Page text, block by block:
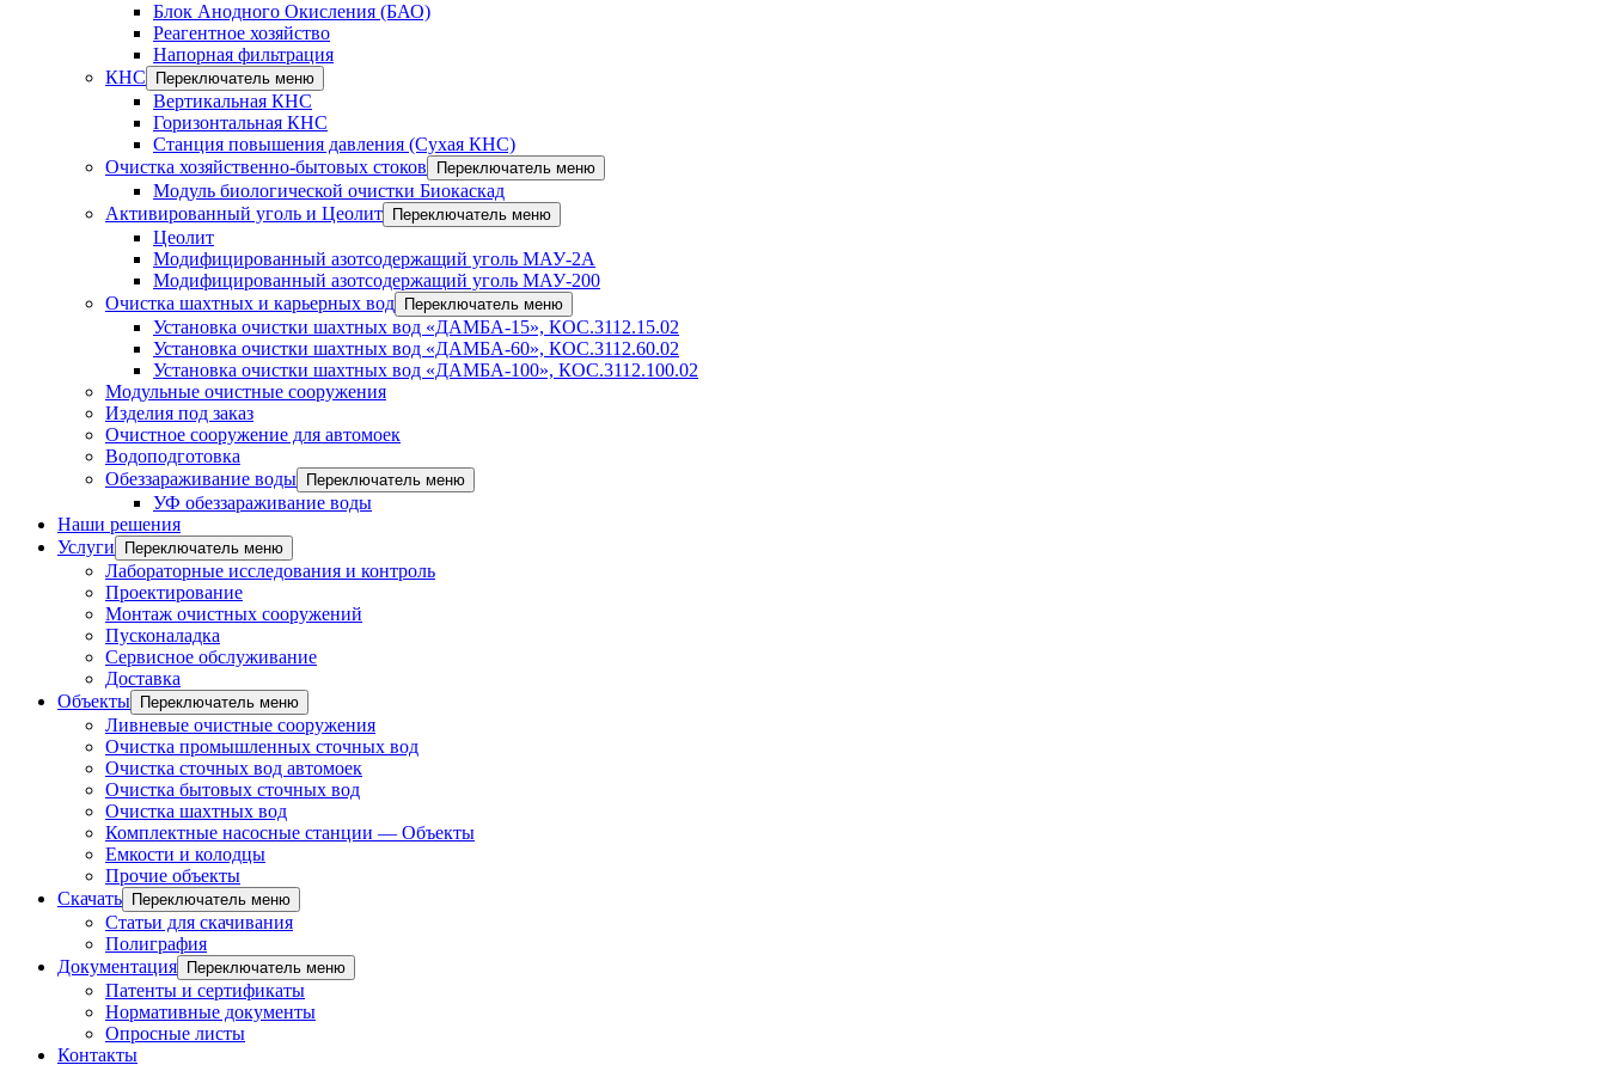
Блок Анодного Окисления (БАО)
Реагентное хозяйство
Напорная фильтрация
КНС
Переключатель меню
Вертикальная КНС
Горизонтальная КНС
Станция повышения давления (Сухая КНС)
Очистка хозяйственно-бытовых стоков
Переключатель меню
Модуль биологической очистки Биокаскад
Активированный уголь и Цеолит
Переключатель меню
Цеолит
Модифицированный азотсодержащий уголь МАУ-2А
Модифицированный азотсодержащий уголь МАУ-200
Очистка шахтных и карьерных вод
Переключатель меню
Установка очистки шахтных вод «ДАМБА-15», КОС.3112.15.02
Установка очистки шахтных вод «ДАМБА-60», КОС.3112.60.02
Установка очистки шахтных вод «ДАМБА-100», КОС.3112.100.02
Модульные очистные сооружения
Изделия под заказ
Очистное сооружение для автомоек
Водоподготовка
Обеззараживание воды
Переключатель меню
УФ обеззараживание воды
Наши решения
Услуги
Переключатель меню
Лабораторные исследования и контроль
Проектирование
Монтаж очистных сооружений
Пусконаладка
Сервисное обслуживание
Доставка
Объекты
Переключатель меню
Ливневые очистные сооружения
Очистка промышленных сточных вод
Очистка сточных вод автомоек
Очистка бытовых сточных вод
Очистка шахтных вод
Комплектные насосные станции — Объекты
Емкости и колодцы
Прочие объекты
Скачать
Переключатель меню
Статьи для скачивания
Полиграфия
Документация
Переключатель меню
Патенты и сертификаты
Нормативные документы
Опросные листы
Контакты